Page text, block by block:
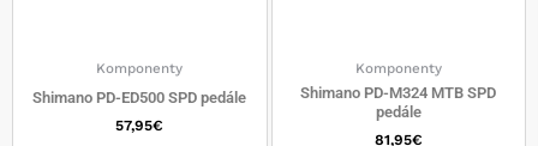
Komponenty
Shimano PD-ED500 SPD pedále
57,95€
Komponenty
Shimano PD-M324 MTB SPD
pedále
81,95€